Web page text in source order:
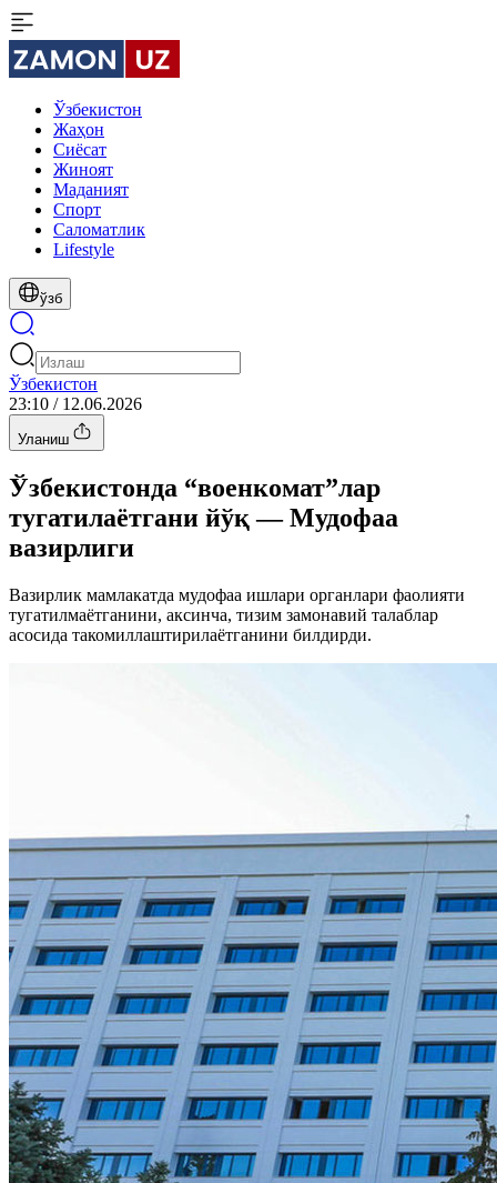
Ўзбекистон
Жаҳон
Сиёсат
Жиноят
Маданият
Спорт
Cаломатлик
Lifestyle
ўзб
Ўзбекистон
23:10 / 12.06.2026
Уланиш
Ўзбекистонда “военкомат”лар
тугатилаётгани йўқ — Мудофаа
вазирлиги
Вазирлик мамлакатда мудофаа ишлари органлари фаолияти
тугатилмаётганини, аксинча, тизим замонавий талаблар
асосида такомиллаштирилаётганини билдирди.